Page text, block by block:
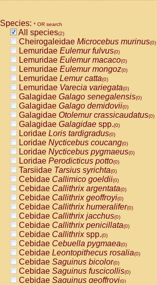
Species: * OR search
All species(2)
Cheirogaleidae Microcebus murinus(0)
Lemuridae Eulemur fulvus(0)
Lemuridae Eulemur macaco(0)
Lemuridae Eulemur mongoz(0)
Lemuridae Lemur catta(0)
Lemuridae Varecia variegata(0)
Galagidae Galago senegalensis(0)
Galagidae Galago demidovii(0)
Galagidae Otolemur crassicaudatus(0)
Galagidae Galagidae spp.(0)
Loridae Loris tardigradus(0)
Loridae Nycticebus coucang(0)
Loridae Nycticebus pygmaeus(0)
Loridae Perodicticus potto(0)
Tarsiidae Tarsius syrichta(0)
Cebidae Callimico goeldii(0)
Cebidae Callithrix argentata(0)
Cebidae Callithrix geoffroyi(0)
Cebidae Callithrix humeralifer(0)
Cebidae Callithrix jacchus(0)
Cebidae Callithrix penicillata(0)
Cebidae Callithrixspp.(0)
Cebidae Cebuella pygmaea(0)
Cebidae Leontopithecus rosalia(0)
Cebidae Saguinus bicolor(0)
Cebidae Saguinus fuscicollis(0)
Cebidae Saguinus geoffroyi(0)